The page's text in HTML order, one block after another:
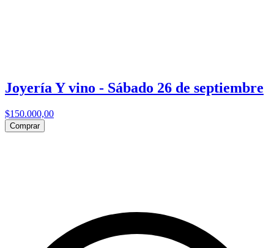
Joyería Y vino - Sábado 26 de septiembre
$150.000,00
Comprar